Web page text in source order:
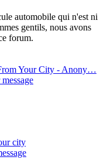
automobile qui n'est ni
gentils, nous avons
forum.
Your City - Anony…
city